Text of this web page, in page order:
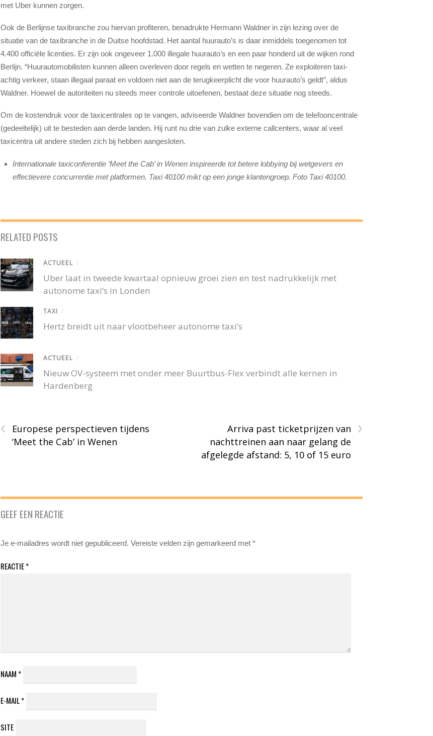
met Uber kunnen zorgen.
Ook de Berlijnse taxibranche zou hiervan profiteren, benadrukte Hermann Waldner in zijn lezing over de
situatie van de taxibranche in de Duitse hoofdstad. Het aantal huurauto’s is daar inmiddels toegenomen tot
4.400 officiële licenties. Er zijn ook ongeveer 1.000 illegale huurauto’s en een paar honderd uit de wijken rond
Berlijn. “Huurautomobilisten kunnen alleen overleven door regels en wetten te negeren. Ze exploiteren taxi-
achtig verkeer, staan illegaal paraat en voldoen niet aan de terugkeerplicht die voor huurauto’s geldt”, aldus
Waldner. Hoewel de autoriteiten nu steeds meer controle uitoefenen, bestaat deze situatie nog steeds.
Om de kostendruk voor de taxicentrales op te vangen, adviseerde Waldner bovendien om de telefooncentrale
(gedeeltelijk) uit te besteden aan derde landen. Hij runt nu drie van zulke externe callcenters, waar al veel
taxicentra uit andere steden zich bij hebben aangesloten.
Internationale taxiconferentie ‘Meet the Cab’ in Wenen inspireerde tot betere lobbying bij wetgevers en
effectievere concurrentie met platformen. Taxi 40100 mikt op een jonge klantengroep. Foto Taxi 40100.
RELATED POSTS
ACTUEEL /
Uber laat in tweede kwartaal opnieuw groei zien en test nadrukkelijk met
autonome taxi’s in Londen
TAXI /
Hertz breidt uit naar vlootbeheer autonome taxi’s
ACTUEEL /
Nieuw OV-systeem met onder meer Buurtbus-Flex verbindt alle kernen in
Hardenberg
‹
Europese perspectieven tijdens
‘Meet the Cab’ in Wenen
›
Arriva past ticketprijzen van
nachttreinen aan naar gelang de
afgelegde afstand: 5, 10 of 15 euro
GEEF EEN REACTIE
Je e-mailadres wordt niet gepubliceerd. Vereiste velden zijn gemarkeerd met*
REACTIE*
NAAM *
E-MAIL*
SITE